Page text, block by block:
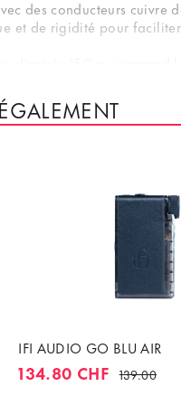
des conducteurs
et de rigidité pour
IFI AUDIO GO BLU AIR
134.80 CHF 139.00